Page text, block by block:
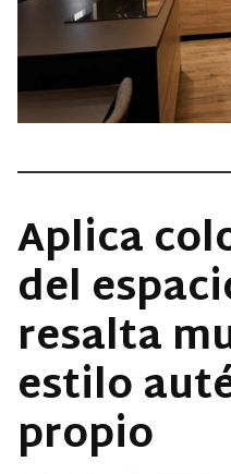
Aplica
del
resalta
estilo
propio